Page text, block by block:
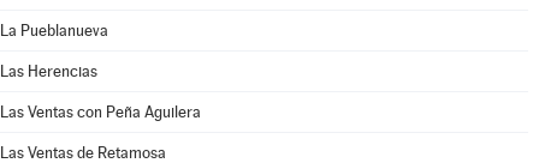
La Pueblanueva
Las Herencias
Las Ventas con Peña Aguilera
Las Ventas de Retamosa